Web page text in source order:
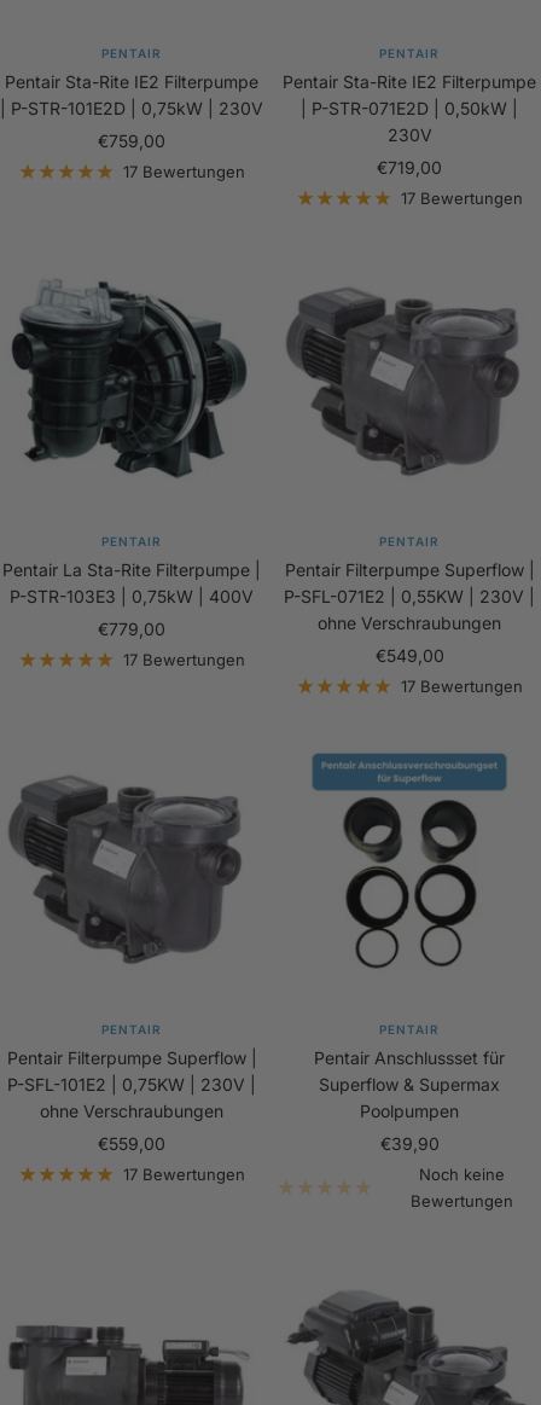
PENTAIR
Pentair Sta-Rite IE2 Filterpumpe
| P-STR-101E2D | 0,75kW | 230V
Angebotspreis
€759,00
17 Bewertungen
PENTAIR
Pentair Sta-Rite IE2 Filterpumpe
| P-STR-071E2D | 0,50kW |
230V
Angebotspreis
€719,00
17 Bewertungen
PENTAIR
Pentair La Sta-Rite Filterpumpe |
P-STR-103E3 | 0,75kW | 400V
Angebotspreis
€779,00
17 Bewertungen
PENTAIR
Pentair Filterpumpe Superflow |
P-SFL-071E2 | 0,55KW | 230V |
ohne Verschraubungen
Angebotspreis
€549,00
17 Bewertungen
PENTAIR
Pentair Filterpumpe Superflow |
P-SFL-101E2 | 0,75KW | 230V |
ohne Verschraubungen
Angebotspreis
€559,00
17 Bewertungen
PENTAIR
Pentair Anschlussset für
Superflow & Supermax
Poolpumpen
Angebotspreis
€39,90
Noch keine
Bewertungen